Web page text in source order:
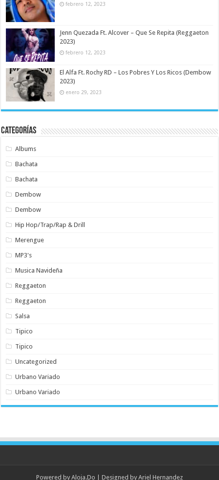
febrero 12, 2023
Jenn Quezada Ft. Alcover – Que Se Repita (Reggaeton
2023)
febrero 12, 2023
El Alfa Ft. Rochy RD – Los Pobres Y Los Ricos (Dembow
2023)
enero 29, 2023
Categorías
Albums
Bachata
Bachata
Dembow
Dembow
Hip Hop/Trap/Rap & Drill
Merengue
MP3's
Musica Navideña
Reggaeton
Reggaeton
Salsa
Tipico
Tipico
Uncategorized
Urbano Variado
Urbano Variado
Powered by Aloja.Do | Designed by Ariel Hernandez